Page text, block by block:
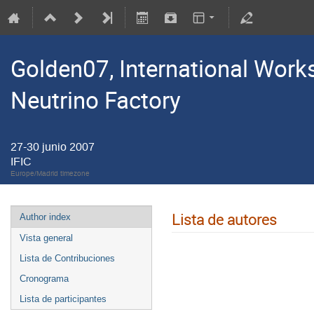
Golden07, International
Neutrino Factory
27-30 junio 2007
IFIC
Europe/Madrid timezone
Author index
Vista general
Lista de Contribuciones
Cronograma
Lista de participantes
Lista de autores